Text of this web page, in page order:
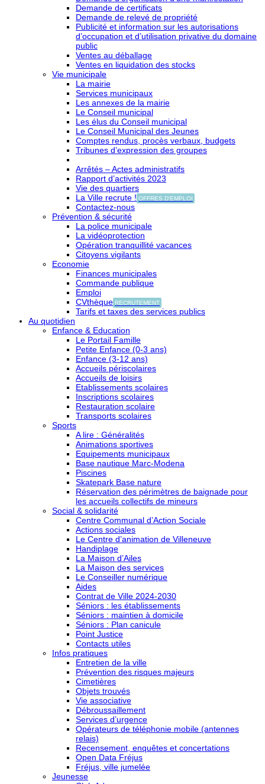
Demande de certificats
Demande de relevé de propriété
Publicité et information sur les autorisations
d’occupation et d’utilisation privative du domaine
public
Ventes au déballage
Ventes en liquidation des stocks
Vie municipale
La mairie
Services municipaux
Les annexes de la mairie
Le Conseil municipal
Les élus du Conseil municipal
Le Conseil Municipal des Jeunes
Comptes rendus, procès verbaux, budgets
Tribunes d’expression des groupes
Arrêtés – Actes administratifs
Rapport d’activités 2023
Vie des quartiers
La Ville recrute ! OFFRES D'EMPLOI
Contactez-nous
Prévention & sécurité
La police municipale
La vidéoprotection
Opération tranquillité vacances
Citoyens vigilants
Economie
Finances municipales
Commande publique
Emploi
CVthèque RECRUTEMENT
Tarifs et taxes des services publics
Au quotidien
Enfance & Education
Le Portail Famille
Petite Enfance (0-3 ans)
Enfance (3-12 ans)
Accueils périscolaires
Accueils de loisirs
Etablissements scolaires
Inscriptions scolaires
Restauration scolaire
Transports scolaires
Sports
A lire : Généralités
Animations sportives
Equipements municipaux
Base nautique Marc-Modena
Piscines
Skatepark Base nature
Réservation des périmètres de baignade pour
les accueils collectifs de mineurs
Social & solidarité
Centre Communal d’Action Sociale
Actions sociales
Le Centre d’animation de Villeneuve
Handiplage
La Maison d’Ailes
La Maison des services
Le Conseiller numérique
Aides
Contrat de Ville 2024-2030
Séniors : les établissements
Séniors : maintien à domicile
Séniors : Plan canicule
Point Justice
Contacts utiles
Infos pratiques
Entretien de la ville
Prévention des risques majeurs
Cimetières
Objets trouvés
Vie associative
Débroussaillement
Services d’urgence
Opérateurs de téléphonie mobile (antennes
relais)
Recensement, enquêtes et concertations
Open Data Fréjus
Fréjus, ville jumelée
Jeunesse